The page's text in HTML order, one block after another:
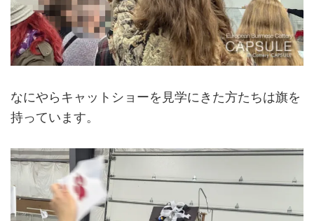
なにやらキャットショーを見学にきた方たちは旗を
持っています。